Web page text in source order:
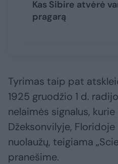
Kas Sibire atvėrė
pragarą
Tyrimas taip pat
1925 gruodžio 1 d.
nelaimės signalus,
Džeksonvilyje,
nuolaužų, teigiama
pranešime.